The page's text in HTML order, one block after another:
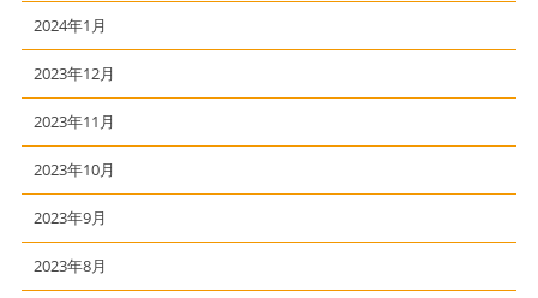
2024年1月
2023年12月
2023年11月
2023年10月
2023年9月
2023年8月